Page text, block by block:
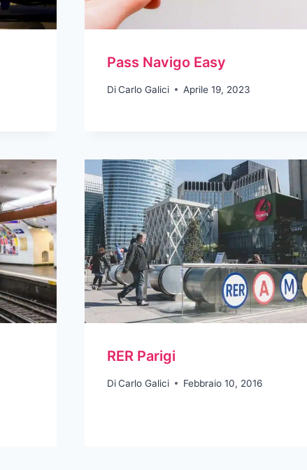
Pass Navigo Easy
DiCarlo Galici Aprile 19, 2023
RER Parigi
DiCarlo Galici Febbraio 10, 2016